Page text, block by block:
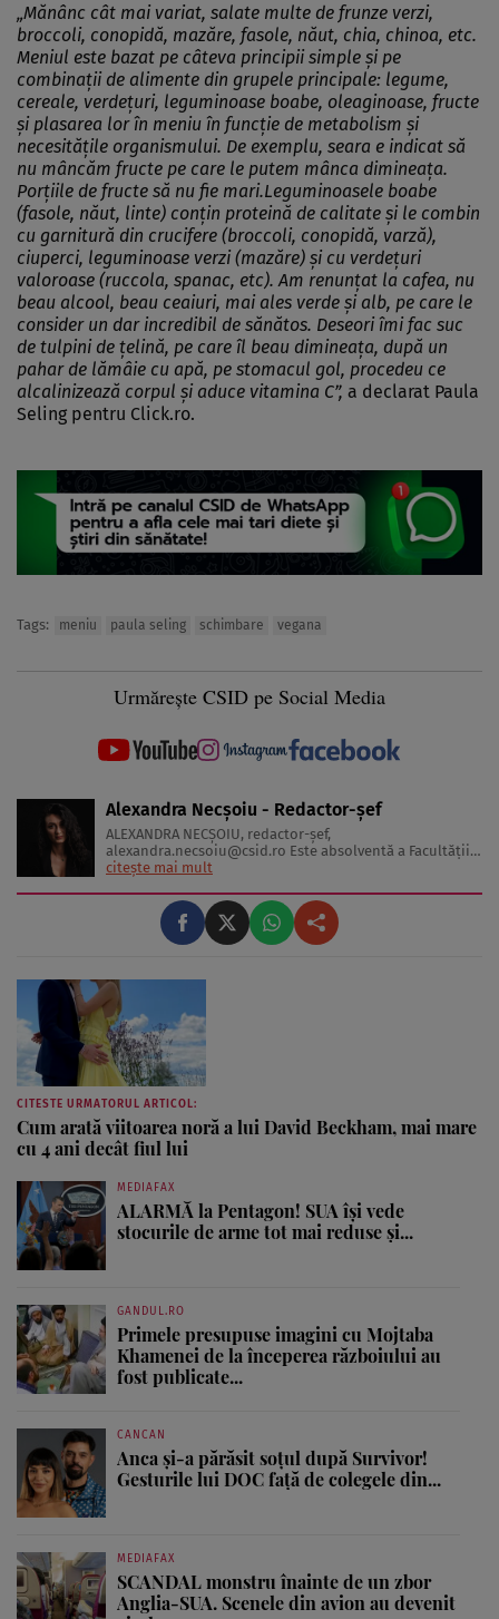
„Mănânc cât mai variat, salate multe de frunze verzi,
broccoli, conopidă, mazăre, fasole, năut, chia, chinoa, etc.
Meniul este bazat pe câteva principii simple şi pe
combinaţii de alimente din grupele principale: legume,
cereale, verdeţuri, leguminoase boabe, oleaginoase, fructe
şi plasarea lor în meniu în funcţie de metabolism şi
necesităţile organismului. De exemplu, seara e indicat să
nu mâncăm fructe pe care le putem mânca dimineaţa.
Porţiile de fructe să nu fie mari.Leguminoasele boabe
(fasole, năut, linte) conţin proteină de calitate şi le combin
cu garnitură din crucifere (broccoli, conopidă, varză),
ciuperci, leguminoase verzi (mazăre) şi cu verdeţuri
valoroase (ruccola, spanac, etc). Am renunţat la cafea, nu
beau alcool, beau ceaiuri, mai ales verde şi alb, pe care le
consider un dar incredibil de sănătos. Deseori îmi fac suc
de tulpini de ţelină, pe care îl beau dimineaţa, după un
pahar de lămâie cu apă, pe stomacul gol, procedeu ce
alcalinizează corpul şi aduce vitamina C”, a declarat Paula
Seling pentru Click.ro.
Tags: meniu paula seling schimbare vegana
Urmărește CSID pe Social Media
Alexandra Necșoiu - Redactor-șef
ALEXANDRA NECŞOIU, redactor-șef,
alexandra.necsoiu@csid.ro Este absolventă a Facultăţii
de Jurnalism şi Ştiinţele Comunicării şi deţine o diplomă
Iubeşte să scrie şi nu se vede făcând altceva, acesta fiind
visul ei încă de pe ...
citește mai mult
CITESTE URMATORUL ARTICOL:
Cum arată viitoarea noră a lui David Beckham, mai mare
cu 4 ani decât fiul lui
MEDIAFAX
ALARMĂ la Pentagon! SUA își vede
stocurile de arme tot mai reduse și...
GANDUL.RO
Primele presupuse imagini cu Mojtaba
Khamenei de la începerea războiului au
fost publicate...
CANCAN
Anca și-a părăsit soțul după Survivor!
Gesturile lui DOC față de colegele din...
MEDIAFAX
SCANDAL monstru înainte de un zbor
Anglia-SUA. Scenele din avion au devenit